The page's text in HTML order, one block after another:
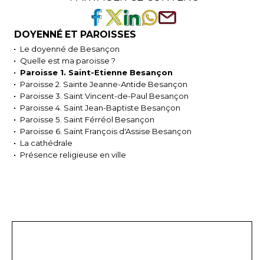
DOYENNÉ ET PAROISSES
Le doyenné de Besançon
Quelle est ma paroisse ?
Paroisse 1. Saint-Etienne Besançon
Paroisse 2. Sainte Jeanne-Antide Besançon
Paroisse 3. Saint Vincent-de-Paul Besançon
Paroisse 4. Saint Jean-Baptiste Besançon
Paroisse 5. Saint Férréol Besançon
Paroisse 6. Saint François d'Assise Besançon
La cathédrale
Présence religieuse en ville